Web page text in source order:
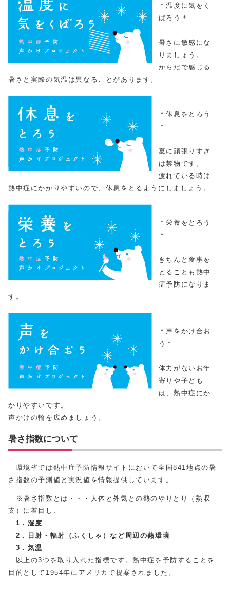
＊温度に気をく
ばろう＊
暑さに敏感にな
りましょう。
からだで感じる
暑さと実際の気温は異なることがあります。
＊休息をとろう
＊
夏に頑張りすぎ
は禁物です。
疲れている時は
熱中症にかかりやすいので、休息をとるようにしましょう。
＊栄養をとろう
＊
きちんと食事を
とることも熱中
症予防になりま
す。
＊声をかけ合お
う＊
体力がないお年
寄りや子ども
は、熱中症にか
かりやすいです。
声かけの輪を広めましょう。
暑さ指数について
環境省では熱中症予防情報サイトにおいて全国841地点の暑
さ指数の予測値と実況値を情報提供しています。
※暑さ指数とは・・・人体と外気との熱のやりとり（熱収
支）に着目し、
1．湿度
2．日射・輻射（ふくしゃ）など周辺の熱環境
3．気温
以上の3つを取り入れた指標です。熱中症を予防することを
目的として1954年にアメリカで提案されました。